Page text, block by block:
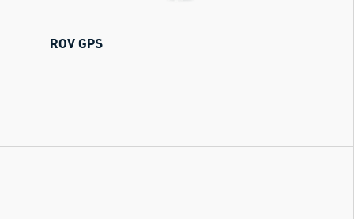
ROV GPS